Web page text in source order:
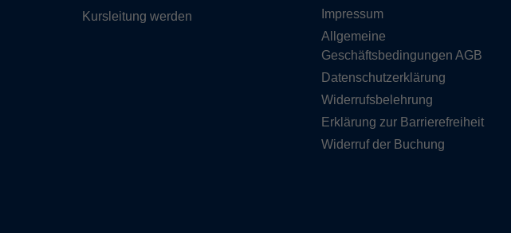
Kursleitung werden
Impressum
Allgemeine
Geschäftsbedingungen AGB
Datenschutzerklärung
Widerrufsbelehrung
Erklärung zur Barrierefreiheit
Widerruf der Buchung